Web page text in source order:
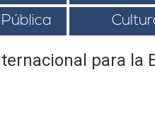
para la